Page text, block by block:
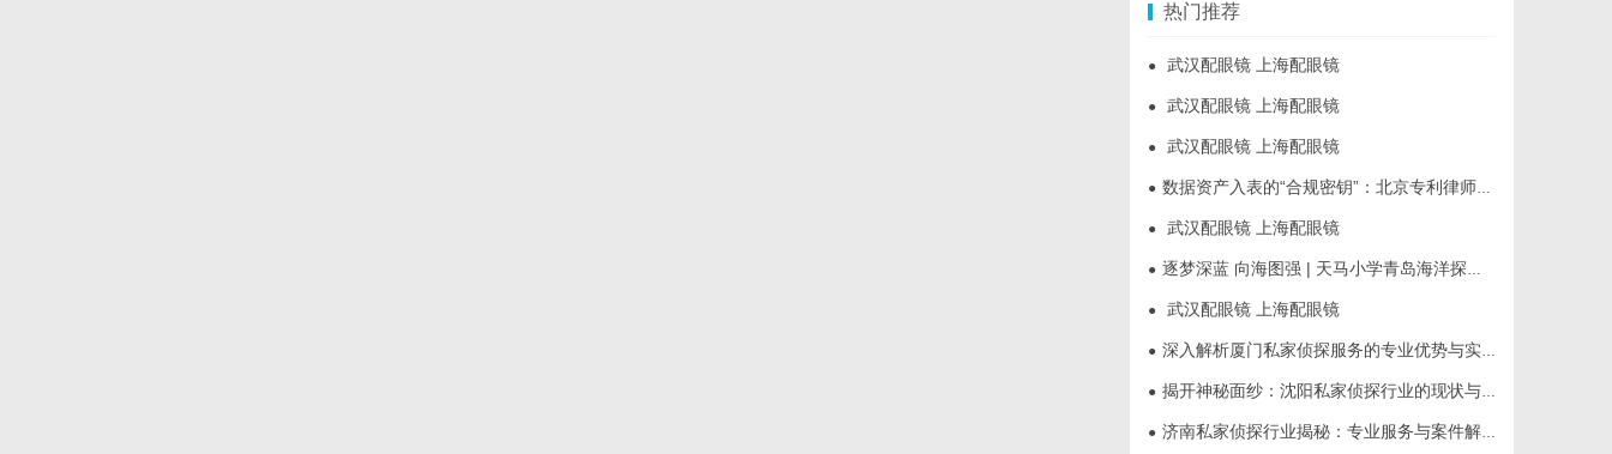
热门推荐
● 武汉配眼镜 上海配眼镜
● 武汉配眼镜 上海配眼镜
● 武汉配眼镜 上海配眼镜
● 数据资产入表的“合规密钥”：北京专利律师如何为数据知识产权登记扫清障碍
● 武汉配眼镜 上海配眼镜
● 逐梦深蓝 向海图强 | 天马小学青岛海洋探索营圆满落幕
● 武汉配眼镜 上海配眼镜
● 深入解析厦门私家侦探服务的专业优势与实际应用
● 揭开神秘面纱：沈阳私家侦探行业的现状与发展
● 济南私家侦探行业揭秘：专业服务与案件解析全方位指南